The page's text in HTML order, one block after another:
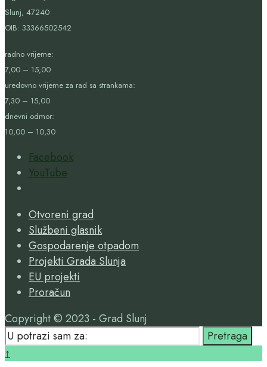
Slunj, 47240
OIB: 33366502542
radno vrijeme:
7,00 – 15,00
uredovno vrijeme za rad sa strankama:
7,30 – 15,00
dnevni odmor:
10,00 – 10,30
Facebook
YouTube
Window
Otvoreni grad
Službeni glasnik
Gospodarenje otpadom
Projekti Grada Slunja
EU projekti
Proračun
Copyright © 2023 - Grad Slunj
Search
for:
Pretraga
Close
↑